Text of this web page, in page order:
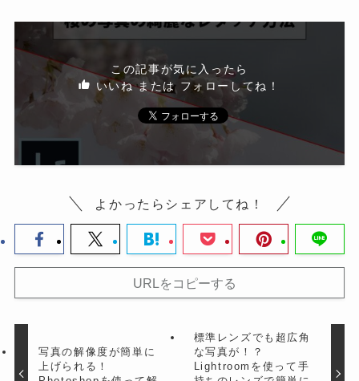
この記事が気に入ったら
いいね または フォローしてね！
よかったらシェアしてね！
URLをコピーする
写真の解像度が簡単に
上げられる！
標準レンズでも超広角
な写真が！？
Lightroomを使って手